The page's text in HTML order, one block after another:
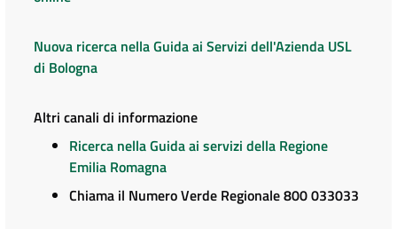
Nuova ricerca nella Guida ai Servizi dell'Azienda USL
di Bologna
Altri canali di informazione
Ricerca nella Guida ai servizi della Regione
Emilia Romagna
Chiama il Numero Verde Regionale 800 033033